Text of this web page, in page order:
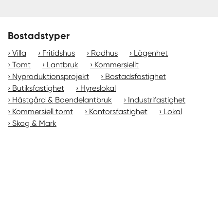
Bostadstyper
Villa Fritidshus Radhus
Lägenhet
Tomt
Lantbruk
Kommersiellt
Nyproduktionsprojekt
Bostadsfastighet
Butiksfastighet
Hyreslokal
Hästgård & Boendelantbruk
Industrifastighet
Kommersiell tomt
Kontorsfastighet
Lokal
Skog & Mark